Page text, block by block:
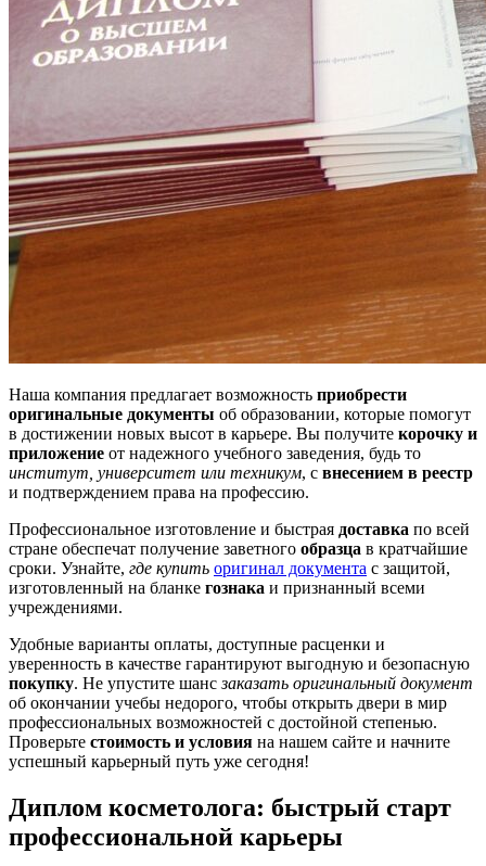
Наша компания предлагает возможность приобрести
оригинальные документы об образовании, которые помогут
в достижении новых высот в карьере. Вы получите корочку и
приложение от надежного учебного заведения, будь то
институт, университет или техникум, с внесением в реестр
и подтверждением права на профессию.
Профессиональное изготовление и быстрая доставка по всей
стране обеспечат получение заветного образца в кратчайшие
сроки. Узнайте, где купить оригинал документа с защитой,
изготовленный на бланке гознака и признанный всеми
учреждениями.
Удобные варианты оплаты, доступные расценки и
уверенность в качестве гарантируют выгодную и безопасную
покупку. Не упустите шансзаказать оригинальный документ
об окончании учебы недорого, чтобы открыть двери в мир
профессиональных возможностей с достойной степенью.
Проверьте стоимость и условия на нашем сайте и начните
успешный карьерный путь уже сегодня!
Диплом косметолога: быстрый старт
профессиональной карьеры